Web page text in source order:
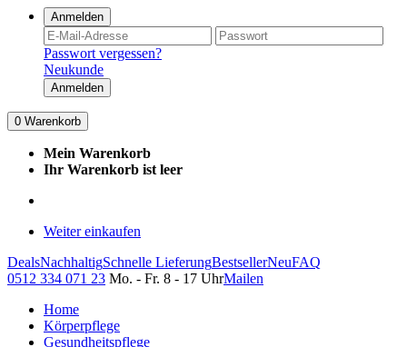
Anmelden
Passwort vergessen?
Neukunde
Anmelden
0 Warenkorb
Mein Warenkorb
Ihr Warenkorb ist leer
Weiter einkaufen
DealsNachhaltigSchnelle LieferungBestsellerNeuFAQ
0512 334 071 23 Mo. - Fr. 8 - 17 UhrMailen
Home
Körperpflege
Gesundheitspflege